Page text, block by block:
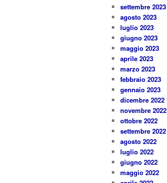
settembre 2023
agosto 2023
luglio 2023
giugno 2023
maggio 2023
aprile 2023
marzo 2023
febbraio 2023
gennaio 2023
dicembre 2022
novembre 2022
ottobre 2022
settembre 2022
agosto 2022
luglio 2022
giugno 2022
maggio 2022